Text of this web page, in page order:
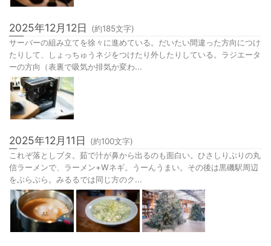
2025年12月12日 (約185文字)
サーバーの組み立てを徐々に進めている。だいたい間違った方向につけ
たりして、しょっちゅうネジをつけたり外したりしている。ラジエータ
ーの方向（表裏で吸気か排気か変わ...
2025年12月11日 (約100文字)
これぞ落としブタ。茹で汁が鼻から出るのも面白い。ひさしりぶりの丸
信ラーメンで、ラーメン+Wネギ。うーんうまい。その後は黒磯駅周辺
をぶらぶら。みるるでは同じ方のク...